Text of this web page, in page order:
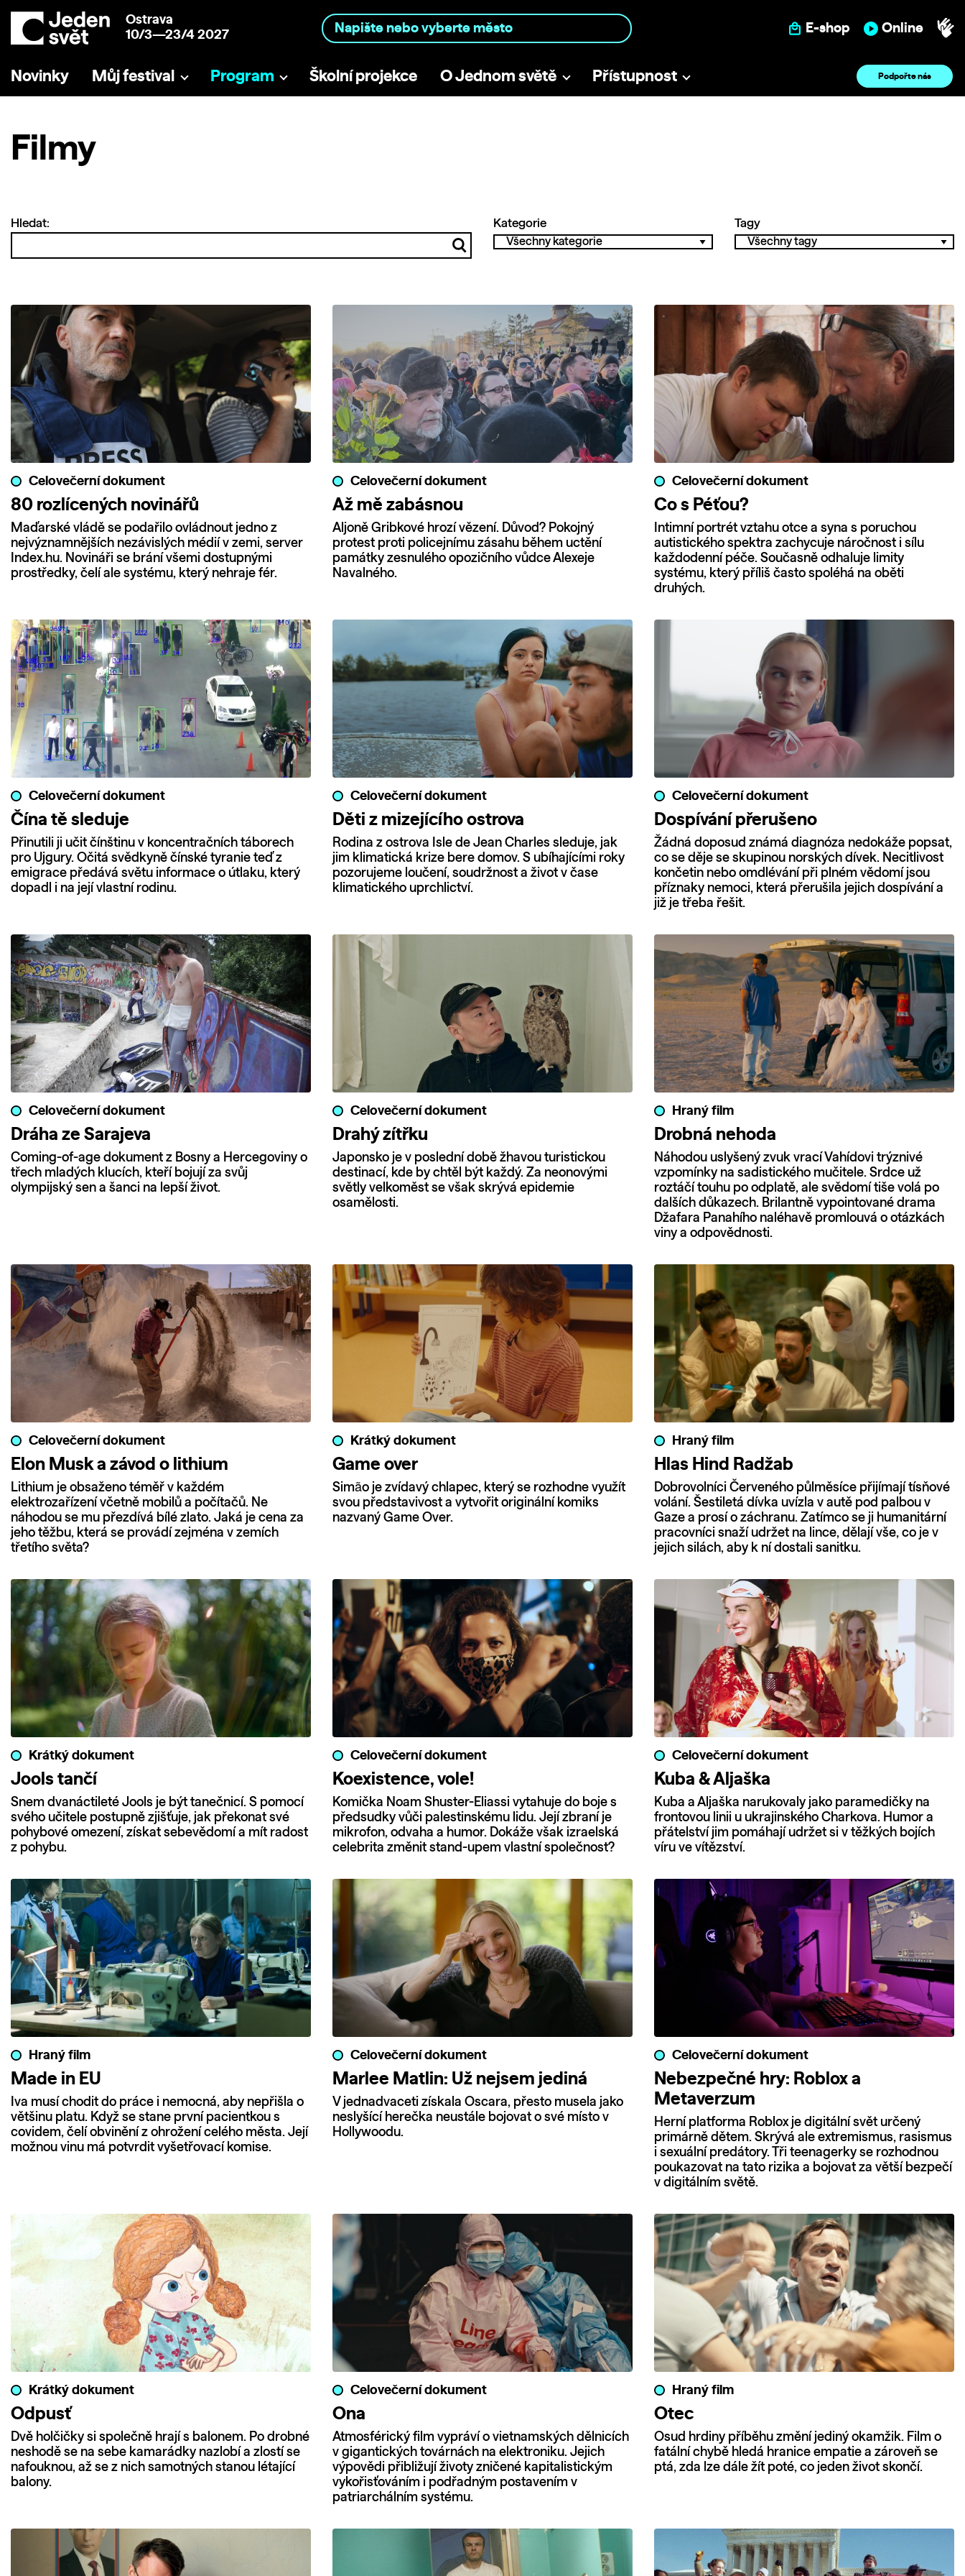
Ostrava
10/3—23/4 2027
E-shop Online
Novinky Můj festival Program Školní projekce O Jednom světě Přístupnost Podpořte nás
Filmy
Hledat: Kategorie Tagy
Celovečerní dokument
80 rozlícených novinářů
Maďarské vládě se podařilo ovládnout jedno z
nejvýznamnějších nezávislých médií v zemi, server
Index.hu. Novináři se brání všemi dostupnými
prostředky, čelí ale systému, který nehraje fér.
Celovečerní dokument
Až mě zabásnou
Aljoně Gribkové hrozí vězení. Důvod? Pokojný
protest proti policejnímu zásahu během uctění
památky zesnulého opozičního vůdce Alexeje
Navalného.
Celovečerní dokument
Co s Péťou?
Intimní portrét vztahu otce a syna s poruchou
autistického spektra zachycuje náročnost i sílu
každodenní péče. Současně odhaluje limity
systému, který příliš často spoléhá na oběti
druhých.
Celovečerní dokument
Čína tě sleduje
Přinutili ji učit čínštinu v koncentračních táborech
pro Ujgury. Očitá svědkyně čínské tyranie teď z
emigrace předává světu informace o útlaku, který
dopadl i na její vlastní rodinu.
Celovečerní dokument
Děti z mizejícího ostrova
Rodina z ostrova Isle de Jean Charles sleduje, jak
jim klimatická krize bere domov. S ubíhajícími roky
pozorujeme loučení, soudržnost a život v čase
klimatického uprchlictví.
Celovečerní dokument
Dospívání přerušeno
Žádná doposud známá diagnóza nedokáže popsat,
co se děje se skupinou norských dívek. Necitlivost
končetin nebo omdlévání při plném vědomí jsou
příznaky nemoci, která přerušila jejich dospívání a
již je třeba řešit.
Celovečerní dokument
Dráha ze Sarajeva
Coming-of-age dokument z Bosny a Hercegoviny o
třech mladých klucích, kteří bojují za svůj
olympijský sen a šanci na lepší život.
Celovečerní dokument
Drahý zítřku
Japonsko je v poslední době žhavou turistickou
destinací, kde by chtěl být každý. Za neonovými
světly velkoměst se však skrývá epidemie
osamělosti.
Hraný film
Drobná nehoda
Náhodou uslyšený zvuk vrací Vahídovi trýznivé
vzpomínky na sadistického mučitele. Srdce už
roztáčí touhu po odplatě, ale svědomí tiše volá po
dalších důkazech. Brilantně vypointované drama
Džafara Panahího naléhavě promlouvá o otázkách
viny a odpovědnosti.
Celovečerní dokument
Elon Musk a závod o lithium
Lithium je obsaženo téměř v každém
elektrozařízení včetně mobilů a počítačů. Ne
náhodou se mu přezdívá bílé zlato. Jaká je cena za
jeho těžbu, která se provádí zejména v zemích
třetího světa?
Krátký dokument
Game over
Simão je zvídavý chlapec, který se rozhodne využít
svou představivost a vytvořit originální komiks
nazvaný Game Over.
Hraný film
Hlas Hind Radžab
Dobrovolníci Červeného půlměsíce přijímají tísňové
volání. Šestiletá dívka uvízla v autě pod palbou v
Gaze a prosí o záchranu. Zatímco se ji humanitární
pracovníci snaží udržet na lince, dělají vše, co je v
jejich silách, aby k ní dostali sanitku.
Krátký dokument
Jools tančí
Snem dvanáctileté Jools je být tanečnicí. S pomocí
svého učitele postupně zjišťuje, jak překonat své
pohybové omezení, získat sebevědomí a mít radost
z pohybu.
Celovečerní dokument
Koexistence, vole!
Komička Noam Shuster-Eliassi vytahuje do boje s
předsudky vůči palestinskému lidu. Její zbraní je
mikrofon, odvaha a humor. Dokáže však izraelská
celebrita změnit stand-upem vlastní společnost?
Celovečerní dokument
Kuba & Aljaška
Kuba a Aljaška narukovaly jako paramedičky na
frontovou linii u ukrajinského Charkova. Humor a
přátelství jim pomáhají udržet si v těžkých bojích
víru ve vítězství.
Hraný film
Made in EU
Iva musí chodit do práce i nemocná, aby nepřišla o
většinu platu. Když se stane první pacientkou s
covidem, čelí obvinění z ohrožení celého města. Její
možnou vinu má potvrdit vyšetřovací komise.
Celovečerní dokument
Marlee Matlin: Už nejsem jediná
V jednadvaceti získala Oscara, přesto musela jako
neslyšící herečka neustále bojovat o své místo v
Hollywoodu.
Celovečerní dokument
Nebezpečné hry: Roblox a
Metaverzum
Herní platforma Roblox je digitální svět určený
primárně dětem. Skrývá ale extremismus, rasismus
i sexuální predátory. Tři teenagerky se rozhodnou
poukazovat na tato rizika a bojovat za větší bezpečí
v digitálním světě.
Krátký dokument
Odpusť
Dvě holčičky si společně hrají s balonem. Po drobné
neshodě se na sebe kamarádky nazlobí a zlostí se
nafouknou, až se z nich samotných stanou létající
balony.
Celovečerní dokument
Ona
Atmosférický film vypráví o vietnamských dělnicích
v gigantických továrnách na elektroniku. Jejich
výpovědi přibližují životy zničené kapitalistickým
vykořisťováním i podřadným postavením v
patriarchálním systému.
Hraný film
Otec
Osud hrdiny příběhu změní jediný okamžik. Film o
fatální chybě hledá hranice empatie a zároveň se
ptá, zda lze dále žít poté, co jeden život skončí.